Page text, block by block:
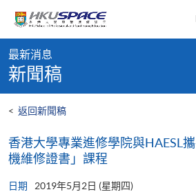
content
content
start
最新消息
新聞稿
< 返回新聞稿
香港大學專業進修學院與HAESL
機維修證書」課程
日期
2019年5月2日 (星期四)